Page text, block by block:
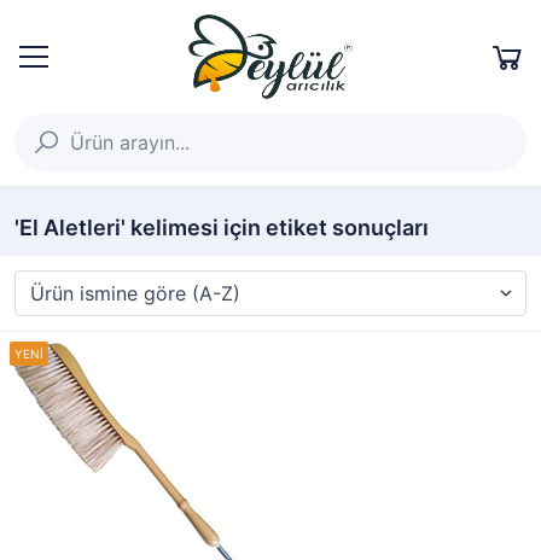
'El Aletleri' kelimesi için etiket sonuçları